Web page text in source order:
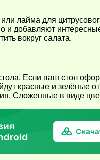
лайма для
и добавляют
вокруг салата.
Если ваш стол
красные и зелёные
Сложенные в виде